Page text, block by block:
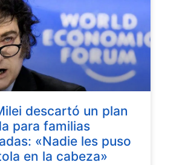
descartó un plan
para familias
«Nadie les puso
en la cabeza»